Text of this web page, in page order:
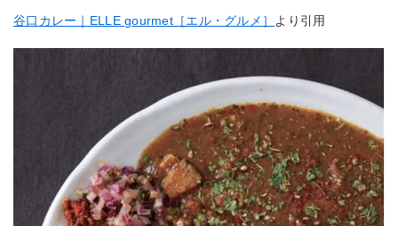
谷口カレー｜ELLE gourmet［エル・グルメ］ より引用